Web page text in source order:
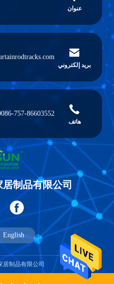
عنوان
بريد إلكتروني
هاتف
757-86603552
制品有限公司
居制品有限公司